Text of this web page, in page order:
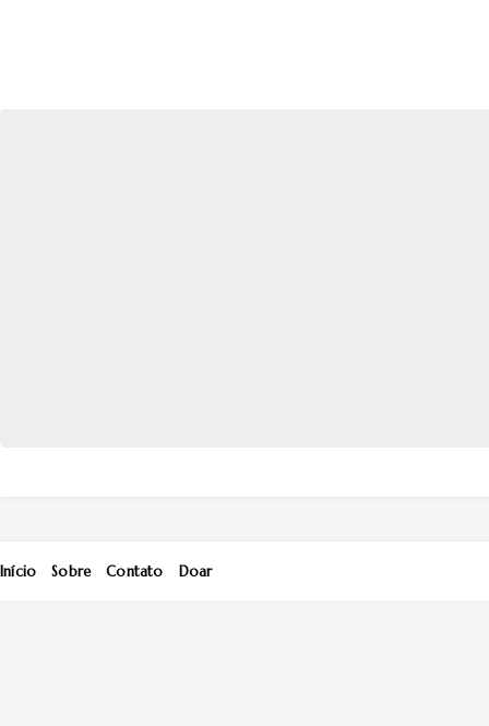
Início Sobre Contato Doar